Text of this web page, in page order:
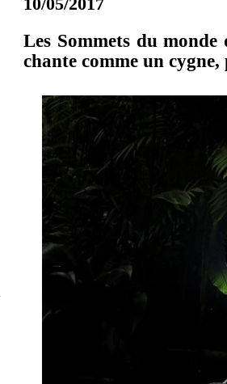
Les Sommets du
chante comme un